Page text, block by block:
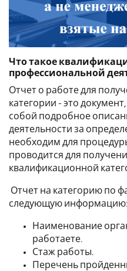
Что такое
профессиональной
Отчет о работе для
категории - это
собой подробное
деятельности за
необходим для
проводится для
квалификационной
Отчет на категорию по
следующую информацию:
Наименование
работаете.
Стаж работы.
Перечень